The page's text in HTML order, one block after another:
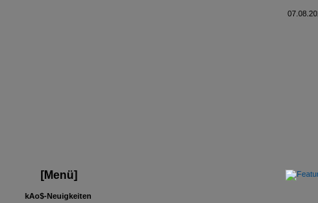
[Menü]
kAo$-Neuigkeiten